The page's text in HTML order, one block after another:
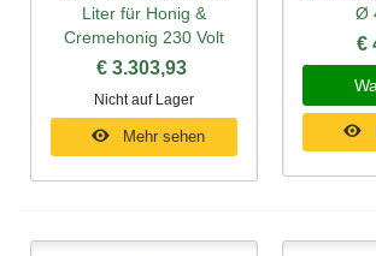
Liter für Honig &
Cremehonig 230 Volt
€ 3.303,93
Nicht auf Lager
Mehr sehen
Ø
€